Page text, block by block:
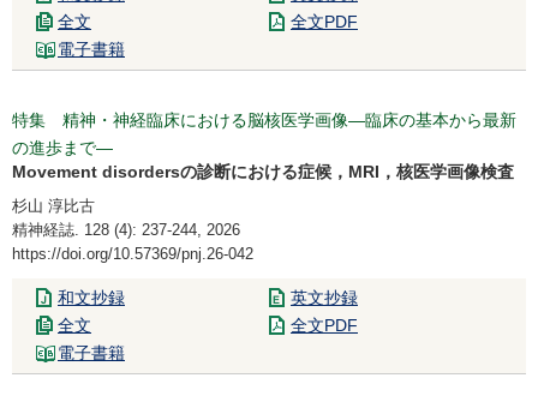
全文
全文PDF
電子書籍
特集 精神・神経臨床における脳核医学画像―臨床の基本から最新
の進歩まで―
Movement disordersの診断における症候，MRI，核医学画像検査
杉山 淳比古
精神経誌. 128 (4): 237-244, 2026
https://doi.org/10.57369/pnj.26-042
和文抄録
英文抄録
全文
全文PDF
電子書籍